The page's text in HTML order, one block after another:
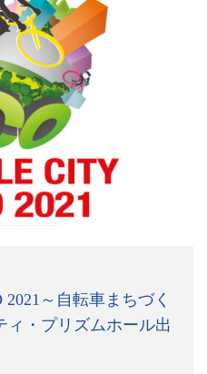
2021～自転車まちづく
ィ・プリズムホール出